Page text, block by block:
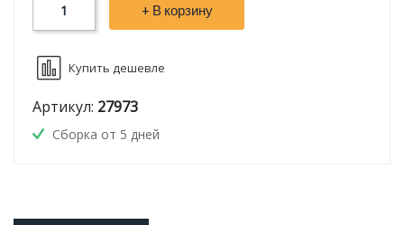
+ В корзину
Купить дешевле
Артикул: 27973
Сборка от 5 дней